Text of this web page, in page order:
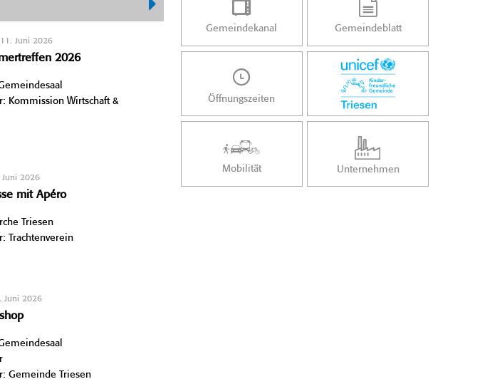
Juni 2026
2026
Kommission Wirtschaft &
Juni 2026
mit Apéro
Triesen
Trachtenverein
Juni 2026
Gemeinde Triesen
Gemeindekanal Gemeindeblatt
Öffnungszeiten
Mobilität Unternehmen